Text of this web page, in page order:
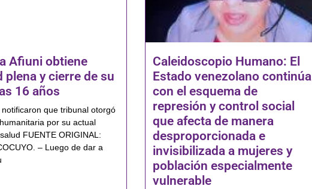
Afiuni obtiene
plena y cierre de su
16 años
que tribunal otorgó
por su actual
FUENTE ORIGINAL:
– Luego de dar a
Caleidoscopio Humano: El
Estado venezolano continúa
con el esquema de
represión y control social
que afecta de manera
desproporcionada e
invisibilizada a mujeres y
población especialmente
vulnerable